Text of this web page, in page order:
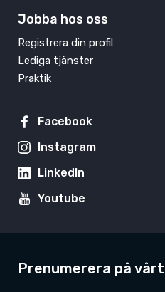
Jobba hos oss
Registrera din profil
Lediga tjänster
Praktik
Facebook
Instagram
LinkedIn
Youtube
Prenumerera på